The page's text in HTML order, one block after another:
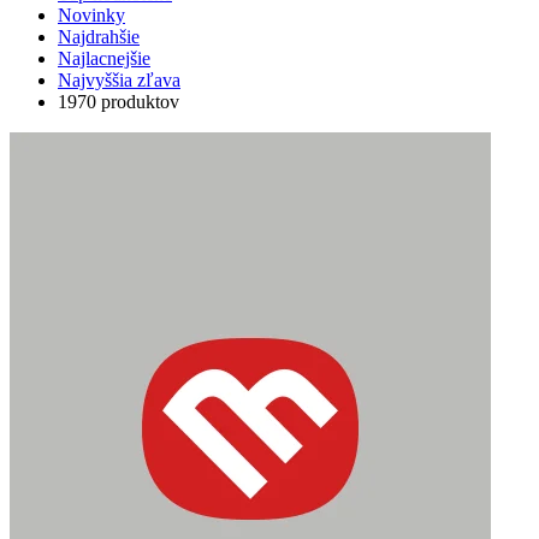
Novinky
Najdrahšie
Najlacnejšie
Najvyššia zľava
1970 produktov